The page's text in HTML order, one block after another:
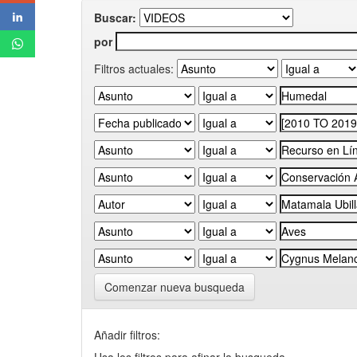
Buscar:
por
Filtros actuales:
Comenzar nueva busqueda
Añadir filtros: